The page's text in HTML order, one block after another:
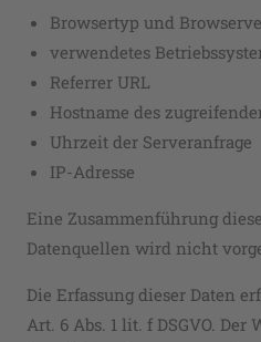
Browsertyp und
verwendetes
Referrer URL
Hostname des
Uhrzeit der Serveranfrage
IP-Adresse
Eine Zusammenführung
Datenquellen wird nicht
Die Erfassung dieser Daten
Art. 6 Abs. 1 lit. f DSGVO.